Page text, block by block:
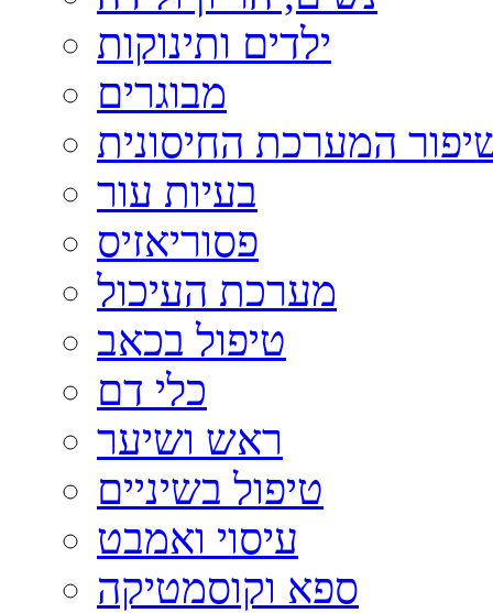
ילדים ותינוקות
מבוגרים
המערכת החיסונית
בעיות עור
פסוריאזיס
מערכת העיכול
טיפול בכאב
כלי דם
ראש ושיער
טיפול בשיניים
עיסוי ואמבט
ספא וקוסמטיקה